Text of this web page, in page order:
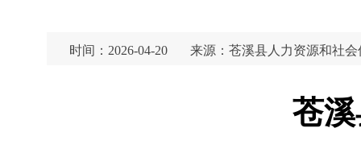
时间：2026-04-20 来源：苍溪县人力资源和社会
苍